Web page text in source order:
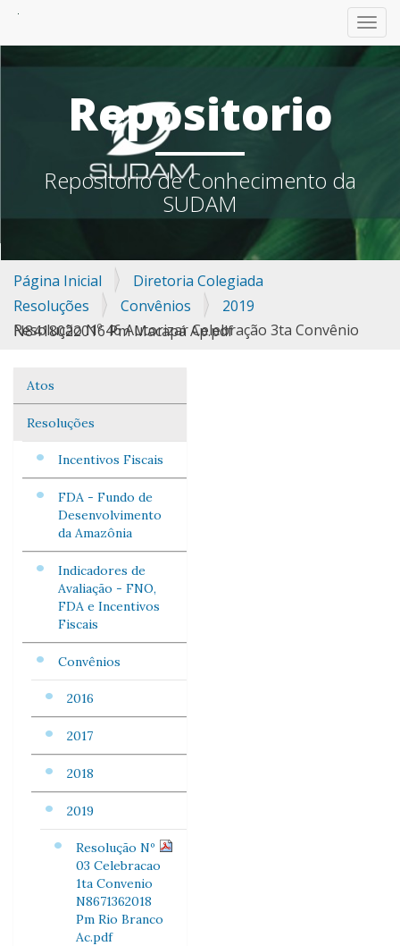
Repositorio
Repositorio de Conhecimento da
SUDAM
Página Inicial
Diretoria Colegiada
Resoluções
Convênios
2019
Resolução Nº 46 Autorizar Celebração 3ta Convênio N8418022016 Pm Macapá Ap.pdf
Navegação
Atos
Resoluções
Incentivos Fiscais
FDA - Fundo de
Desenvolvimento
da Amazônia
Indicadores de
Avaliação - FNO,
FDA e Incentivos
Fiscais
Convênios
2016
2017
2018
2019
Resolução Nº
03 Celebracao
1ta Convenio
N8671362018
Pm Rio Branco
Ac.pdf